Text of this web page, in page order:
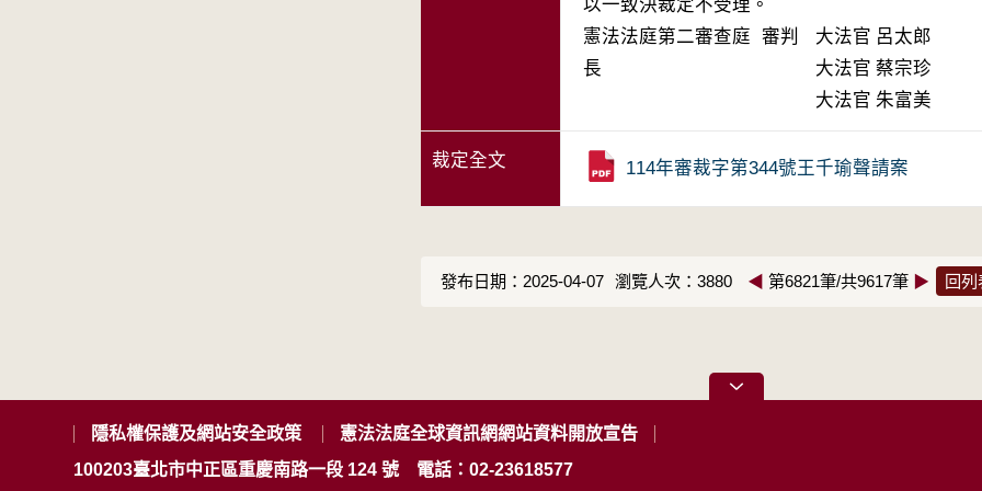
以一致決裁定不受理。
憲法法庭第二審查庭 審判
長
大法官 呂太郎
大法官 蔡宗珍
大法官 朱富美
裁定全文 114年審裁字第344號王千瑜聲請案
發布日期：2025-04-07 瀏覽人次：3880 ◀ 第6821筆/共9617筆 ▶ 回列
隱私權保護及網站安全政策
憲法法庭全球資訊網網站資料開放宣告
100203臺北市中正區重慶南路一段 124 號
電話：02-23618577